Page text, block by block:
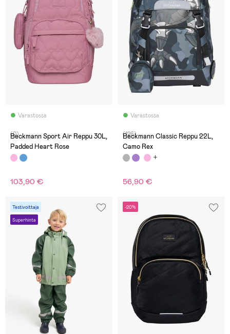
Varastossa
(0)
Beckmann Sport Air Reppu 30L,
Padded Heart Rose
103,90 €
Varastossa
(126)
Beckmann Classic Reppu 22L,
Camo Rex
56,90 €
Testivoittaja
Superhinta
-20%